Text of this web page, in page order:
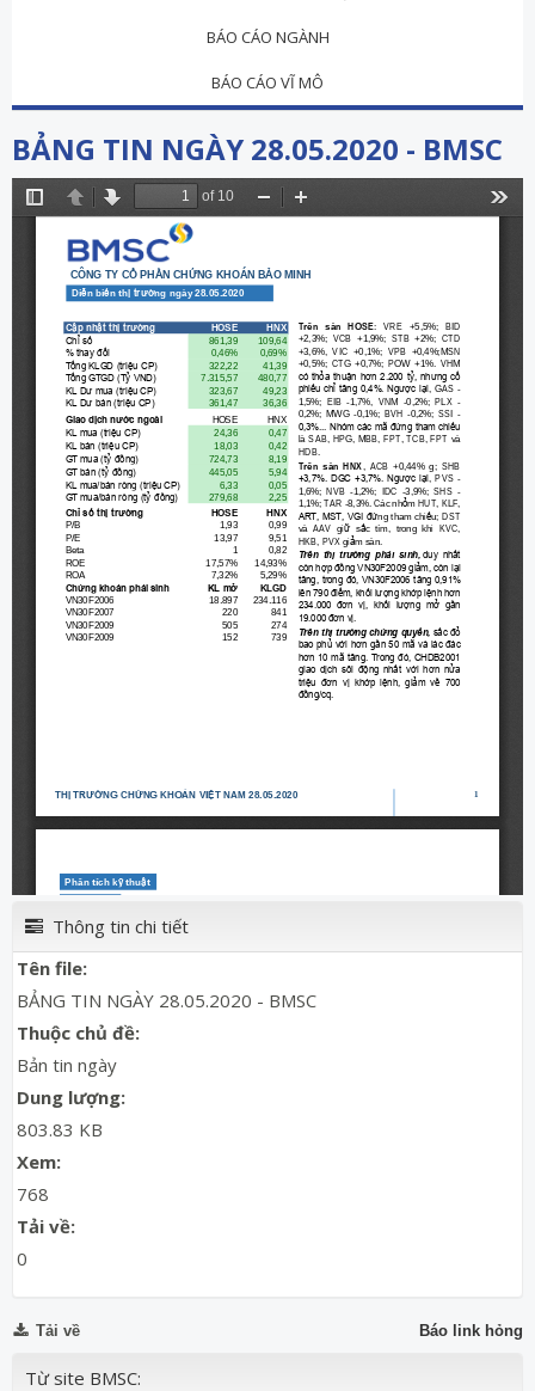
BÁO CÁO NGÀNH
BÁO CÁO VĨ MÔ
BẢNG TIN NGÀY 28.05.2020 - BMSC
Thông tin chi tiết
Tên file:
BẢNG TIN NGÀY 28.05.2020 - BMSC
Thuộc chủ đề:
Bản tin ngày
Dung lượng:
803.83 KB
Xem:
768
Tải về:
0
Báo link hỏng
Tải về
Từ site BMSC: